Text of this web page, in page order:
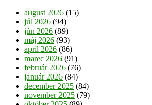
august 2026 (15)
júl 2026 (94)
jún 2026 (89)
máj 2026 (93)
apríl 2026 (86)
marec 2026 (91)
február 2026 (76)
január 2026 (84)
december 2025 (84)
november 2025 (79)